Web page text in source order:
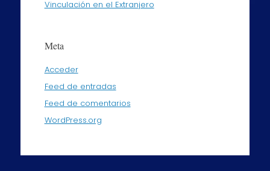
Vinculación en el Extranjero
Meta
Acceder
Feed de entradas
Feed de comentarios
WordPress.org